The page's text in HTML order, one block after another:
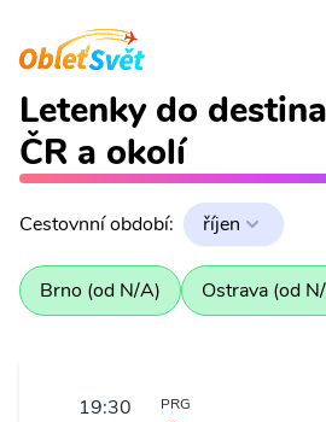
Letenky do
ČR a okolí
Cestovnní období: říjen
Brno (od N/A) Ostrava (od
19:30 PRG